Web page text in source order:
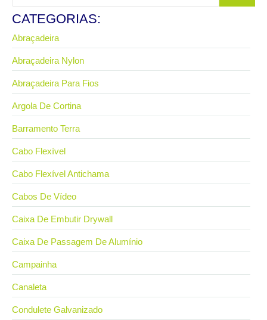
CATEGORIAS:
Abraçadeira
Abraçadeira Nylon
Abraçadeira Para Fios
Argola De Cortina
Barramento Terra
Cabo Flexível
Cabo Flexível Antichama
Cabos De Vídeo
Caixa De Embutir Drywall
Caixa De Passagem De Alumínio
Campainha
Canaleta
Condulete Galvanizado